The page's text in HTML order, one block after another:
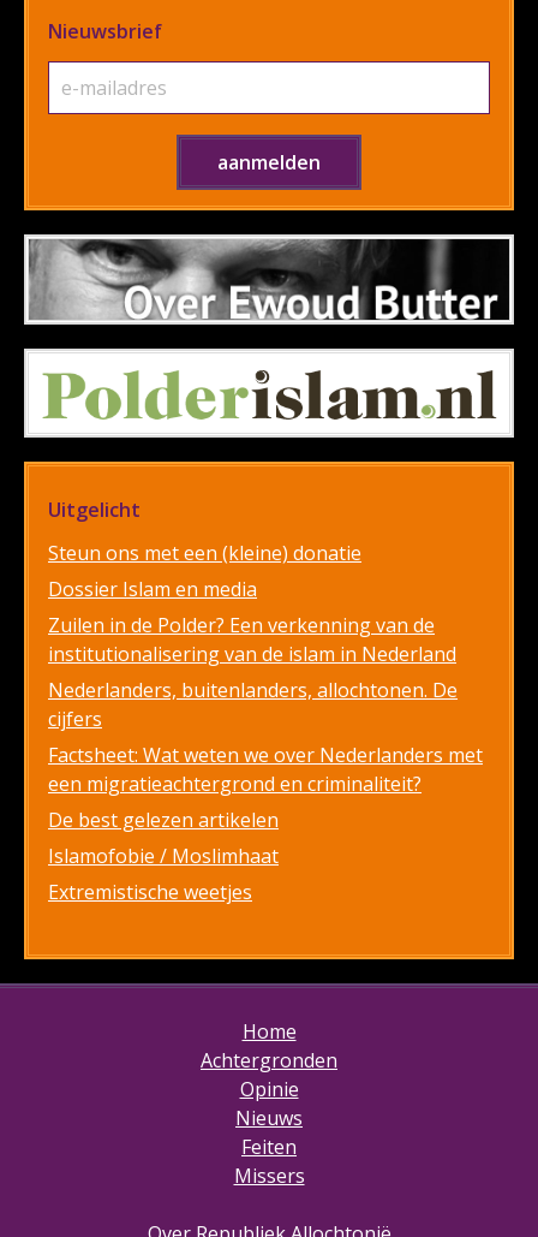
Nieuwsbrief
Uitgelicht
Steun ons met een (kleine) donatie
Dossier Islam en media
Zuilen in de Polder? Een verkenning van de
institutionalisering van de islam in Nederland
Nederlanders, buitenlanders, allochtonen. De
cijfers
Factsheet: Wat weten we over Nederlanders met
een migratieachtergrond en criminaliteit?
De best gelezen artikelen
Islamofobie / Moslimhaat
Extremistische weetjes
Home
Achtergronden
Opinie
Nieuws
Feiten
Missers